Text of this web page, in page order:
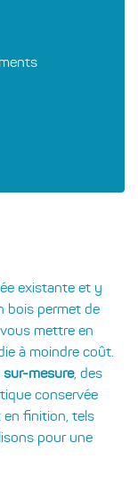
existante et y
bois permet de
mettre en
à moindre coût.
sur-mesure, des
conservée
en finition, tels
pour une